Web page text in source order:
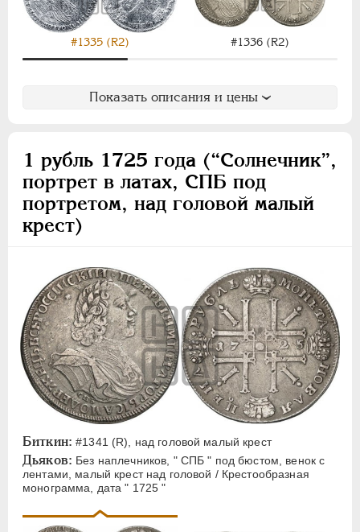
#1335 (R2) #1336 (R2)
Показать описания и цены
1 рубль 1725 года (“Солнечник”,
портрет в латах, СПБ под
портретом, над головой малый
крест)
Биткин: #1341 (R), над головой малый крест
Дьяков: Без наплечников, " СПБ " под бюстом, венок с
лентами, малый крест над головой / Крестообразная
монограмма, дата " 1725 "